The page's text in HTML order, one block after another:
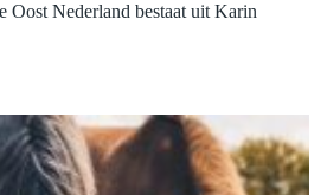
Oost Nederland bestaat uit Karin